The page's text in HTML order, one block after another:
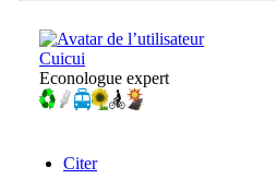
Cuicui
Econologue expert
Citer